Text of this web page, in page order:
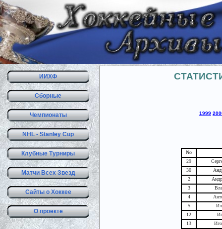
ИИХФ
Сборные
Чемпионаты
NHL - Stanley Cup
Клубные Турниры
Матчи Всех Звезд
Сайты о Хоккее
О проекте
1999
No
29
30
2
3
4
5
12
13